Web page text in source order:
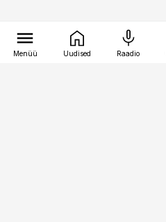
Menüü Uudised Raadio